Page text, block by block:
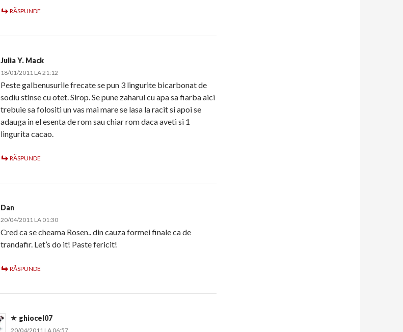
RĂSPUNDE
Julia Y. Mack
18/01/2011 LA 21:12
Peste galbenusurile frecate se pun 3 lingurite bicarbonat de
sodiu stinse cu otet. Sirop. Se pune zaharul cu apa sa fiarba aici
trebuie sa folositi un vas mai mare se lasa la racit si apoi se
adauga in el esenta de rom sau chiar rom daca aveti si 1
lingurita cacao.
RĂSPUNDE
Dan
20/04/2011 LA 01:30
Cred ca se cheama Rosen.. din cauza formei finale ca de
trandafir. Let’s do it! Paste fericit!
RĂSPUNDE
ghiocel07
20/04/2011 LA 06:57